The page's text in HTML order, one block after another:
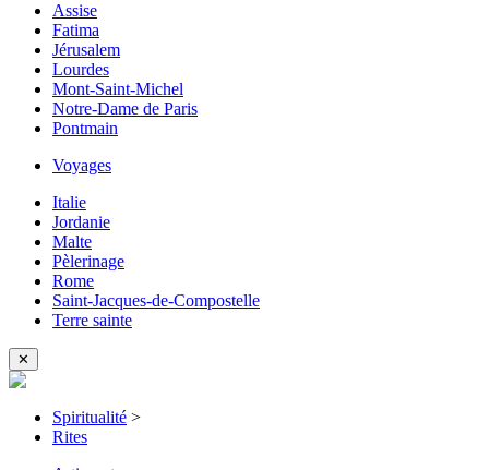
Assise
Fatima
Jérusalem
Lourdes
Mont-Saint-Michel
Notre-Dame de Paris
Pontmain
Voyages
Italie
Jordanie
Malte
Pèlerinage
Rome
Saint-Jacques-de-Compostelle
Terre sainte
✕
Spiritualité >
Rites